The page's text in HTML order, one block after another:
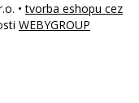
•tvorba eshopu cez
WEBYGROUP